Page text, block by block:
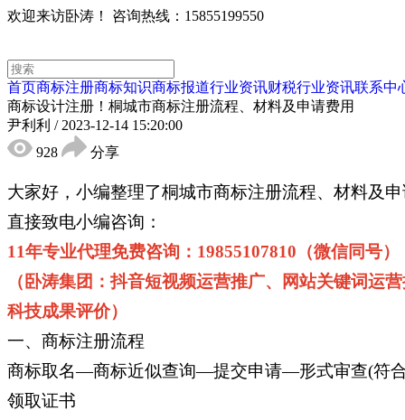
欢迎来访卧涛！ 咨询热线：15855199550
首页商标注册商标知识商标报道行业资讯财税行业资讯联系中
商标设计注册！桐城市商标注册流程、材料及申请费用
尹利利 / 2023-12-14 15:20:00
928
分享
大家好，小编整理了桐城市商标注册流程、材料及
直接致电小编咨询：
11年专业代理免费咨询：19855107810（微信同号）
（卧涛集团：抖音短视频运营推广、网站关键词运
科技成果评价）
一、商标注册流程
商标取名—商标近似查询—提交申请—形式审查(符
领取证书